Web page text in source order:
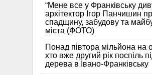
“Мене все у Франківську
архітектор Ігор Панчишин
спадщину, забудову та
міста (ФОТО)
Понад півтора мільйона на
хто вже другий рік поспіль
дерева в Івано-Франківську